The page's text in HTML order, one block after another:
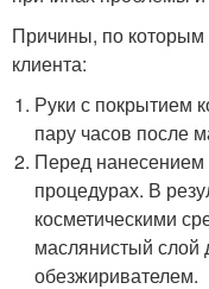
Причины, по которым
клиента:
Руки с покрытием
пару часов после
Перед нанесением
процедурах. В
косметическими
маслянистый слой
обезжиривателем.